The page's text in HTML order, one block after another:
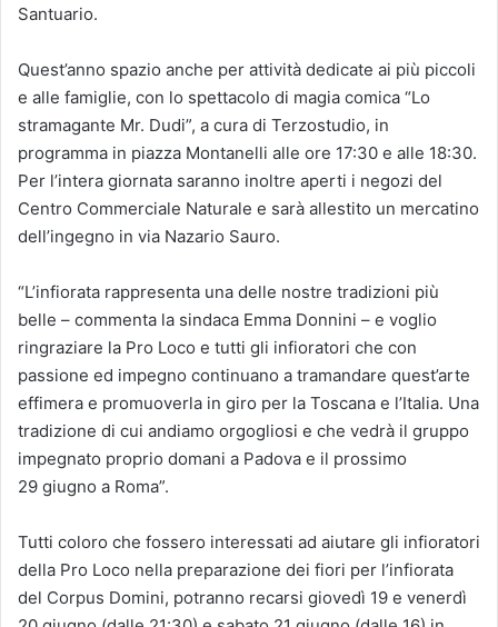
Santuario.
Quest’anno spazio anche per attività dedicate ai più piccoli
e alle famiglie, con lo spettacolo di magia comica “Lo
stramagante Mr. Dudi”, a cura di Terzostudio, in
programma in piazza Montanelli alle ore 17:30 e alle 18:30.
Per l’intera giornata saranno inoltre aperti i negozi del
Centro Commerciale Naturale e sarà allestito un mercatino
dell’ingegno in via Nazario Sauro.
“L’infiorata rappresenta una delle nostre tradizioni più
belle – commenta la sindaca Emma Donnini – e voglio
ringraziare la Pro Loco e tutti gli infioratori che con
passione ed impegno continuano a tramandare quest’arte
effimera e promuoverla in giro per la Toscana e l’Italia. Una
tradizione di cui andiamo orgogliosi e che vedrà il gruppo
impegnato proprio domani a Padova e il prossimo
29 giugno a Roma”.
Tutti coloro che fossero interessati ad aiutare gli infioratori
della Pro Loco nella preparazione dei fiori per l’infiorata
del Corpus Domini, potranno recarsi giovedì 19 e venerdì